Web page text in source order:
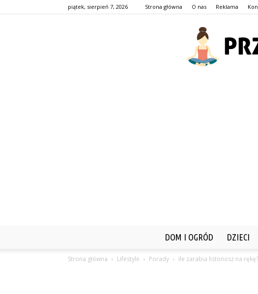
piątek, sierpień 7, 2026 Strona główna O nas Reklama
DOM I OGRÓD DZIECI
Strona główna Lifestyle Porady Ile zarabia listonosz na rękę?